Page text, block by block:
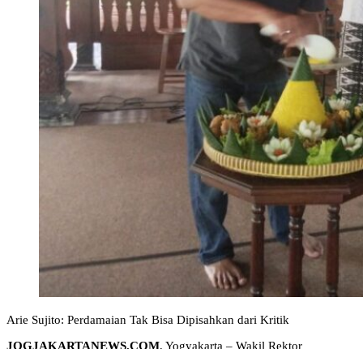
Arie Sujito: Perdamaian Tak Bisa Dipisahkan dari Kritik
JOGJAKARTANEWS.COM, Yogyakarta – Wakil Rektor